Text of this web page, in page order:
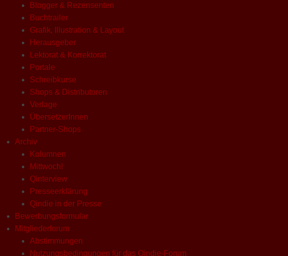
Blogger & Rezensenten
Buchtrailer
Grafik, Illustration & Layout
Herausgeber
Lektorat & Korrektorat
Portale
Schreibkurse
Shops & Distributoren
Verlage
ÜbersetzerInnen
Partner-Shops
Archiv
Kolumnen
Mittwoch!
Qinterview
Presseerklärung
Qindie in der Presse
Bewerbungsformular
Mitgliederforum
Abstimmungen
Nutzungsbedingungen für das Qindie-Forum